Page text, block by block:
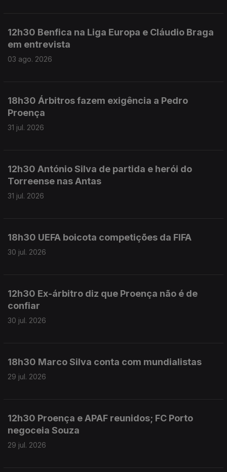
12h30 Benfica na Liga Europa e Cláudio Braga
em entrevista
03 ago. 2026
18h30 Árbitros fazem exigência a Pedro
Proença
31 jul. 2026
12h30 António Silva de partida e herói do
Torreense nas Antas
31 jul. 2026
18h30 UEFA boicota competições da FIFA
30 jul. 2026
12h30 Ex-árbitro diz que Proença não é de
confiar
30 jul. 2026
18h30 Marco Silva conta com mundialistas
29 jul. 2026
12h30 Proença e APAF reunidos; FC Porto
negoceia Souza
29 jul. 2026